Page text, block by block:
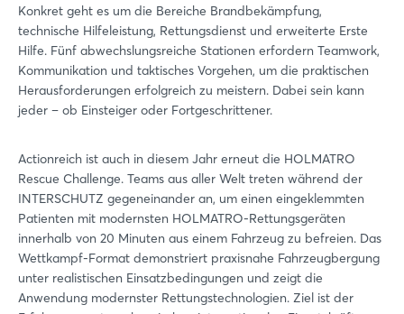
Konkret geht es um die Bereiche Brandbekämpfung,
technische Hilfeleistung, Rettungsdienst und erweiterte Erste
Hilfe. Fünf abwechslungsreiche Stationen erfordern Teamwork,
Kommunikation und taktisches Vorgehen, um die praktischen
Herausforderungen erfolgreich zu meistern. Dabei sein kann
jeder – ob Einsteiger oder Fortgeschrittener.
Actionreich ist auch in diesem Jahr erneut die HOLMATRO
Rescue Challenge. Teams aus aller Welt treten während der
INTERSCHUTZ gegeneinander an, um einen eingeklemmten
Patienten mit modernsten HOLMATRO-Rettungsgeräten
innerhalb von 20 Minuten aus einem Fahrzeug zu befreien. Das
Wettkampf-Format demonstriert praxisnahe Fahrzeugbergung
unter realistischen Einsatzbedingungen und zeigt die
Anwendung modernster Rettungstechnologien. Ziel ist der